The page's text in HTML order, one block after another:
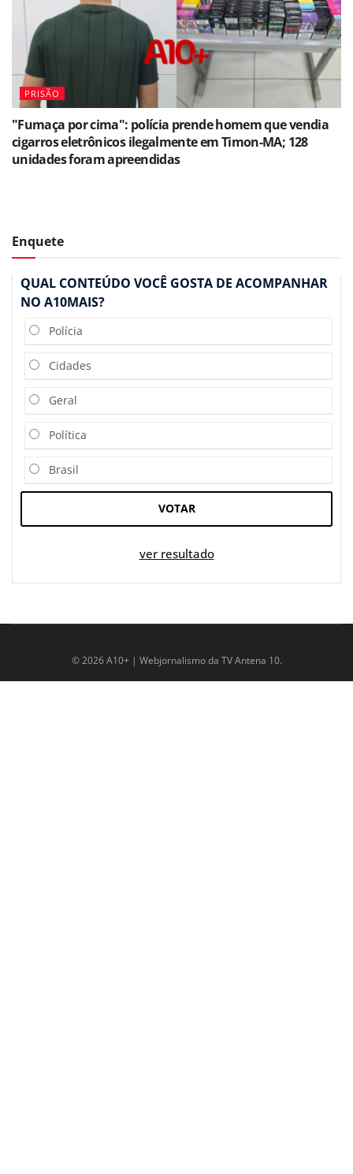
PRISÃO
"Fumaça por cima": polícia prende homem que vendia
cigarros eletrônicos ilegalmente em Timon-MA; 128
unidades foram apreendidas
Enquete
QUAL CONTEÚDO VOCÊ GOSTA DE ACOMPANHAR
NO A10MAIS?
Polícia
Cidades
Geral
Política
Brasil
VOTAR
ver resultado
© 2026 A10+ | Webjornalismo da TV Antena 10.